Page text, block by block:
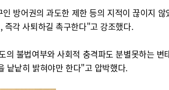
방어권의 과도한 제한 등의 지적이 끊이지
즉각 사퇴하길 촉구한다"고 강조했다.
불법여부와 사회적 충격파도 분별못하는 변
낱낱히 밝혀야만 한다"고 압박했다.